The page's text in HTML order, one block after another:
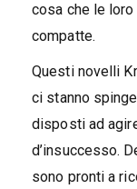
cosa che le
compatte.
Questi novelli
ci stanno
disposti ad
d’insuccesso.
sono pronti a